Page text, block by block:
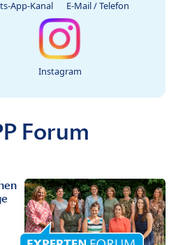
App-Kanal E-Mail / Telefon
Instagram
Forum